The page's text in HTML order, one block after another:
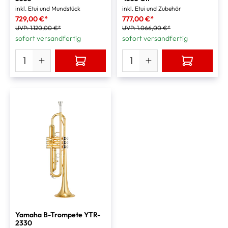
inkl. Etui und Mundstück
729,00 €*
UVP:1.120,00 €*
sofort versandfertig
inkl. Etui und Zubehör
777,00 €*
UVP:1.066,00 €*
sofort versandfertig
Yamaha B-Trompete YTR-
2330